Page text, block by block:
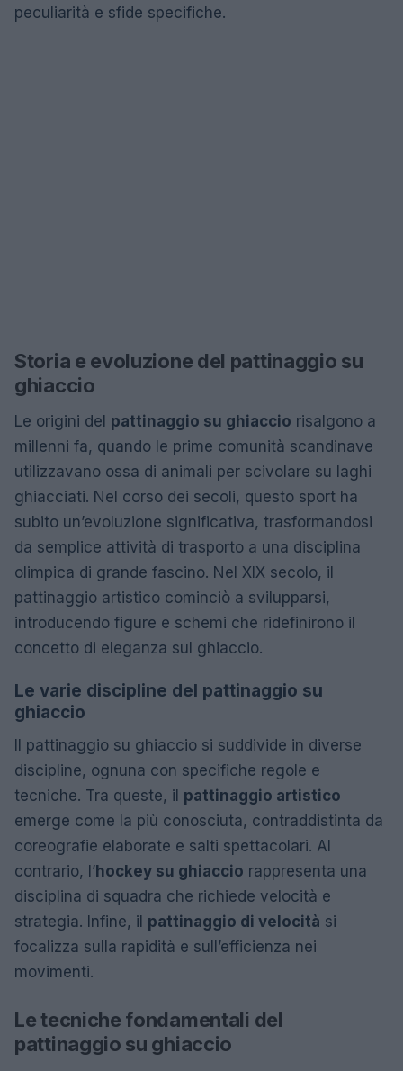
peculiarità e sfide specifiche.
Storia e evoluzione del pattinaggio su
ghiaccio
Le origini del pattinaggio su ghiaccio risalgono a
millenni fa, quando le prime comunità scandinave
utilizzavano ossa di animali per scivolare su laghi
ghiacciati. Nel corso dei secoli, questo sport ha
subito un’evoluzione significativa, trasformandosi
da semplice attività di trasporto a una disciplina
olimpica di grande fascino. Nel XIX secolo, il
pattinaggio artistico cominciò a svilupparsi,
introducendo figure e schemi che ridefinirono il
concetto di eleganza sul ghiaccio.
Le varie discipline del pattinaggio su
ghiaccio
Il pattinaggio su ghiaccio si suddivide in diverse
discipline, ognuna con specifiche regole e
tecniche. Tra queste, il pattinaggio artistico
emerge come la più conosciuta, contraddistinta da
coreografie elaborate e salti spettacolari. Al
contrario, l’hockey su ghiaccio rappresenta una
disciplina di squadra che richiede velocità e
strategia. Infine, il pattinaggio di velocità si
focalizza sulla rapidità e sull’efficienza nei
movimenti.
Le tecniche fondamentali del
pattinaggio su ghiaccio